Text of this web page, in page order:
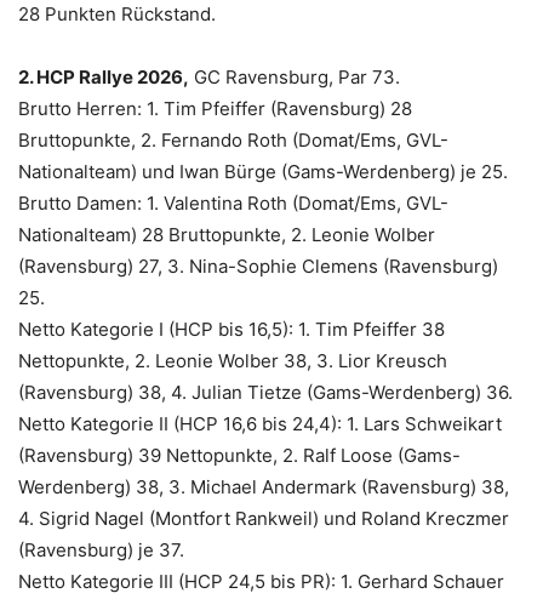
28 Punkten Rückstand.
2. HCP Rallye 2026, GC Ravensburg, Par 73.
Brutto Herren: 1. Tim Pfeiffer (Ravensburg) 28
Bruttopunkte, 2. Fernando Roth (Domat/Ems, GVL-
Nationalteam) und Iwan Bürge (Gams-Werdenberg) je 25.
Brutto Damen: 1. Valentina Roth (Domat/Ems, GVL-
Nationalteam) 28 Bruttopunkte, 2. Leonie Wolber
(Ravensburg) 27, 3. Nina-Sophie Clemens (Ravensburg)
25.
Netto Kategorie I (HCP bis 16,5): 1. Tim Pfeiffer 38
Nettopunkte, 2. Leonie Wolber 38, 3. Lior Kreusch
(Ravensburg) 38, 4. Julian Tietze (Gams-Werdenberg) 36.
Netto Kategorie II (HCP 16,6 bis 24,4): 1. Lars Schweikart
(Ravensburg) 39 Nettopunkte, 2. Ralf Loose (Gams-
Werdenberg) 38, 3. Michael Andermark (Ravensburg) 38,
4. Sigrid Nagel (Montfort Rankweil) und Roland Kreczmer
(Ravensburg) je 37.
Netto Kategorie III (HCP 24,5 bis PR): 1. Gerhard Schauer